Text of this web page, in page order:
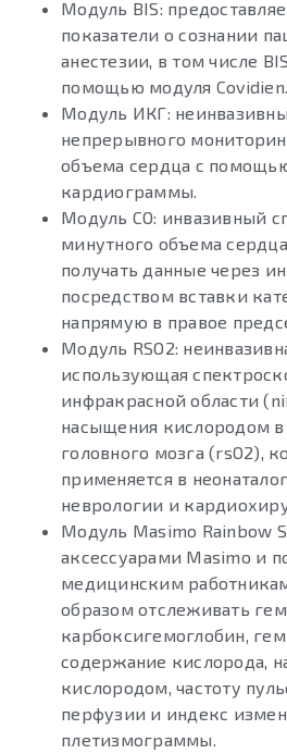
Модуль BIS:
показатели о сознании
анестезии, в том числе
помощью модуля Covidien.
Модуль ИКГ:
непрерывного
объема сердца с
кардиограммы.
Модуль CO: инвазивный
минутного объема
получать данные через
посредством вставки
напрямую в правое
Модуль RSO2:
использующая
инфракрасной области
насыщения кислородом в
головного мозга (rsO2),
применяется в
неврологии и
Модуль Masimo Rainbow
аксессуарами Masimo и
медицинским
образом отслеживать
карбоксигемоглобин,
содержание кислорода,
кислородом, частоту
перфузии и индекс
плетизмограммы.